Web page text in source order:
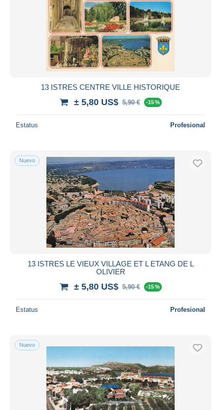
13 ISTRES CENTRE VILLE HISTORIQUE
± 5,80 US$ 5,90 € -15 %
Estatus Profesional
Nuevo
13 ISTRES LE VIEUX VILLAGE ET L ETANG DE L
OLIVIER
± 5,80 US$ 5,90 € -15 %
Estatus Profesional
Nuevo